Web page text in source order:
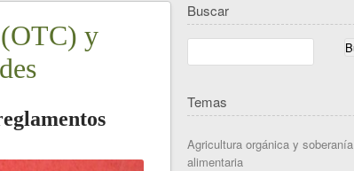
y
Buscar
Temas
Agricultura orgánica y soberanía
alimentaria